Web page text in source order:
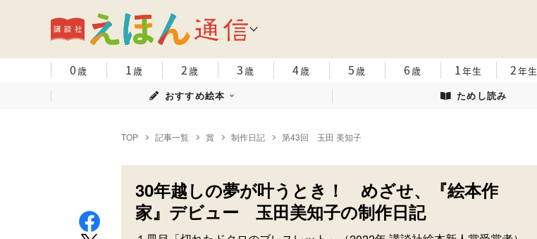
0歳 1歳 2歳 3歳 4歳 5歳 6歳 1年生 2年生
おすすめ絵本
ためし読み
TOP 記事一覧 賞 制作日記 第43回 玉田 美知子
30年越しの夢が叶うとき！ めざせ、『絵本作
家』デビュー 玉田美知子の制作日記